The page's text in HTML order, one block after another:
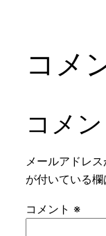
コメ
コメ
メールアドレス
が付いている
コメント ※